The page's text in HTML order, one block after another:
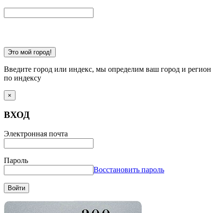
Это мой город!
Введите город или индекс, мы определим ваш город и регион
по индексу
×
ВХОД
Электронная почта
Пароль
Восстановить пароль
Войти